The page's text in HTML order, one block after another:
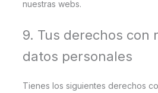
nuestras webs.
9. Tus derechos con
datos personales
Tienes los siguientes derechos